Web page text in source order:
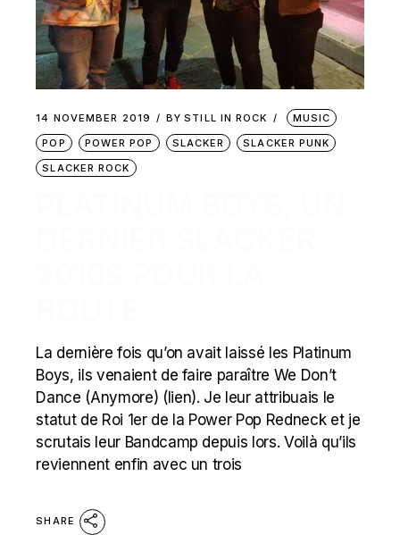
14 NOVEMBER 2019 BY STILL IN ROCK
MUSIC
POP
POWER POP SLACKER
SLACKER PUNK
SLACKER ROCK
La dernière fois qu’on avait laissé les Platinum
Boys, ils venaient de faire paraître We Don’t
Dance (Anymore) (lien). Je leur attribuais le
statut de Roi 1er de la Power Pop Redneck et je
scrutais leur Bandcamp depuis lors. Voilà qu’ils
reviennent enfin avec un trois
SHARE